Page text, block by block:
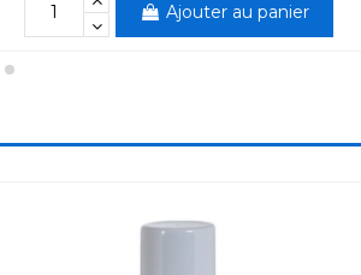
Ajouter au panier